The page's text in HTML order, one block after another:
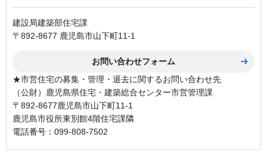
建設局建築部住宅課
〒892-8677 鹿児島市山下町11-1
★市営住宅の募集・管理・退去に関するお問い合わせ先
（公財）鹿児島県住宅・建築総合センター市営管理課
〒892-8677鹿児島市山下町11-1
鹿児島市役所東別館4階住宅課隣
電話番号：099-808-7502